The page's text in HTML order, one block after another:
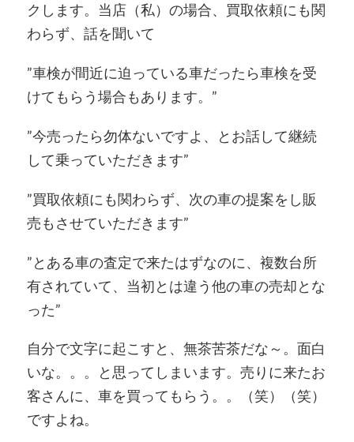
クします。当店（私）の場合、買取依頼にも関
わらず、話を聞いて
”車検が間近に迫っている車だったら車検を受
けてもらう場合もあります。”
”今売ったら勿体ないですよ、とお話して継続
して乗っていただきます”
”買取依頼にも関わらず、次の車の提案をし販
売もさせていただきます”
”とある車の査定で来たはずなのに、複数台所
有されていて、当初とは違う他の車の売却とな
った”
自分で文字に起こすと、無茶苦茶だな～。面白
いな。。。と思ってしまいます。売りに来たお
客さんに、車を買ってもらう。。（笑）（笑）
ですよね。